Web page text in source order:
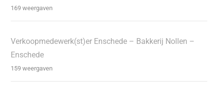
169 weergaven
Verkoopmedewerk(st)er Enschede – Bakkerij Nollen –
Enschede
159 weergaven